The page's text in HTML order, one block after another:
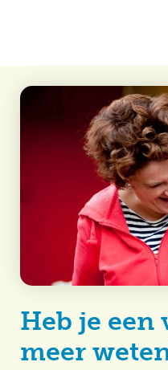
Heb je een
meer